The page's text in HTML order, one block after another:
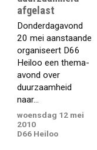
afgelast
Donderdagavond
20 mei aanstaande
organiseert D66
Heiloo een thema-
avond over
duurzaamheid
naar...
woensdag 12 mei
2010
D66 Heiloo